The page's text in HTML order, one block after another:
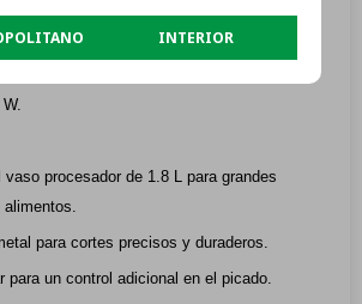
nivel.
vaso procesador de 1.8 L para grandes
alimentos.
para cortes precisos y duraderos.
para un control adicional en el picado.
INTERIOR